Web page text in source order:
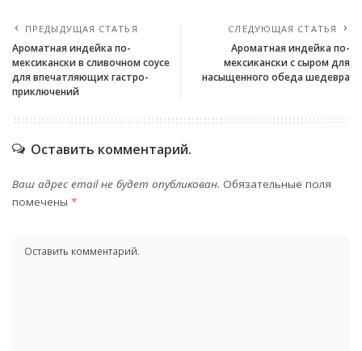
ПРЕДЫДУЩАЯ СТАТЬЯ
Ароматная индейка по-
мексикански в сливочном соусе
для впечатляющих гастро-
приключений
СЛЕДУЮЩАЯ СТАТЬЯ
Ароматная индейка по-
мексикански с сыром для
насыщенного обеда шедевра
Оставить комментарий.
Ваш адрес email не будет опубликован. Обязательные поля
помечены *